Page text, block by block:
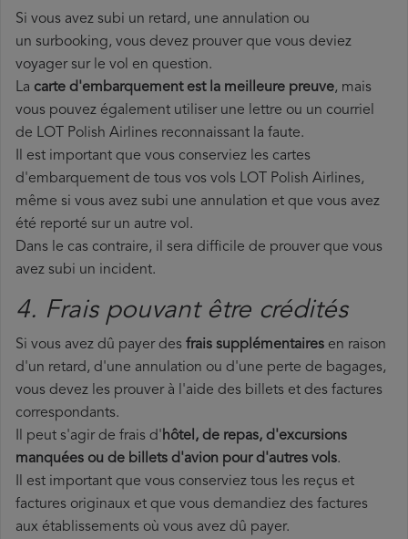
Si vous avez subi un retard, une annulation ou
un surbooking, vous devez prouver que vous deviez
voyager sur le vol en question.
La carte d'embarquement est la meilleure preuve, mais
vous pouvez également utiliser une lettre ou un courriel
de LOT Polish Airlines reconnaissant la faute.
Il est important que vous conserviez les cartes
d'embarquement de tous vos vols LOT Polish Airlines,
même si vous avez subi une annulation et que vous avez
été reporté sur un autre vol.
Dans le cas contraire, il sera difficile de prouver que vous
avez subi un incident.
4. Frais pouvant être crédités
Si vous avez dû payer des frais supplémentaires en raison
d'un retard, d'une annulation ou d'une perte de bagages,
vous devez les prouver à l'aide des billets et des factures
correspondants.
Il peut s'agir de frais d'hôtel, de repas, d'excursions
manquées ou de billets d'avion pour d'autres vols.
Il est important que vous conserviez tous les reçus et
factures originaux et que vous demandiez des factures
aux établissements où vous avez dû payer.